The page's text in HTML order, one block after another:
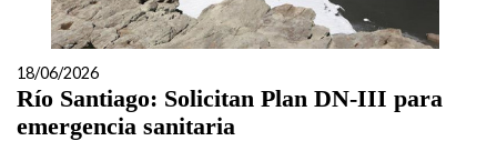
18/06/2026
Río Santiago: Solicitan Plan DN-III para
emergencia sanitaria